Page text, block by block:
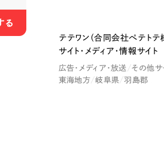
テテワン（合同会社ぺテトテ
サイト・メディア・情報サイト
広告・メディア・放送 その他サ
東海地方
岐阜県 羽島郡